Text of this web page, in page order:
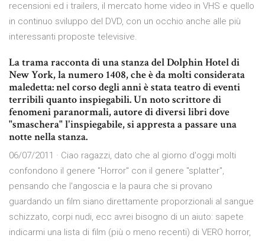
recensioni ed i trailers, il mercato home video in VHS e quello
in continuo sviluppo del DVD, con un occhio anche alle più
interessanti proposte televisive.
La trama racconta di una stanza del Dolphin Hotel di
New York, la numero 1408, che è da molti considerata
maledetta: nel corso degli anni è stata teatro di eventi
terribili quanto inspiegabili. Un noto scrittore di
fenomeni paranormali, autore di diversi libri dove
"smaschera" l'inspiegabile, si appresta a passare una
notte nella stanza.
06/07/2011 · Ciao ragazzi, dato che al giorno d'oggi molti
confondono il genere "Horror" con il genere "splatter",
pensando che l'angoscia e la paura che si provano
guardando un film siano direttamente proporzionali al sangue
schizzato, corpi nudi, ecc avrei bisogno di un aiuto: sapete
indicarmi una lista di film (più o meno recenti) di VERO horror,